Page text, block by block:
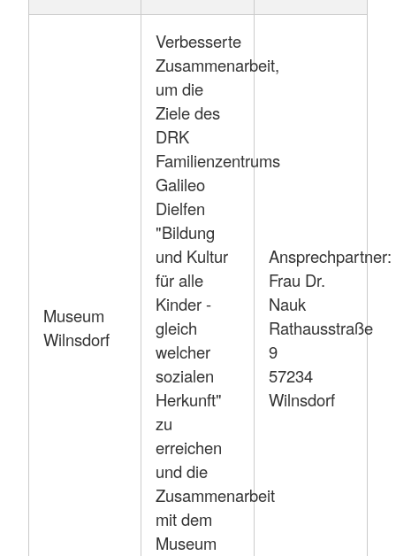
Museum
Wilnsdorf
Verbesserte
Zusammenarbeit,
um die
Ziele des
DRK
Familienzentrums
Galileo
Dielfen
"Bildung
und Kultur
für alle
Kinder -
gleich
welcher
sozialen
Herkunft"
zu
erreichen
und die
Zusammenarbeit
mit dem
Museum
Ansprechpartner:
Frau Dr.
Nauk
Rathausstraße
9
57234
Wilnsdorf